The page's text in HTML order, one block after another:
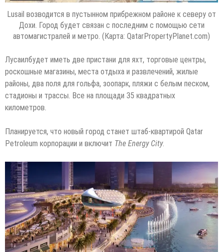
Lusail возводится в пустынном прибрежном районе к северу от
Дохи. Город будет связан с последним с помощью сети
автомагистралей и метро. (Карта: QatarPropertyPlanet.com)
Лусаилбудет иметь две пристани для яхт, торговые центры,
роскошные магазины, места отдыха и развлечений, жилые
районы, два поля для гольфа, зоопарк, пляжи с белым песком,
стадионы и трассы. Все на площади 35 квадратных
километров.
Планируется, что новый город станет штаб-квартирой Qatar
Petroleum корпорации и включит The Energy City.